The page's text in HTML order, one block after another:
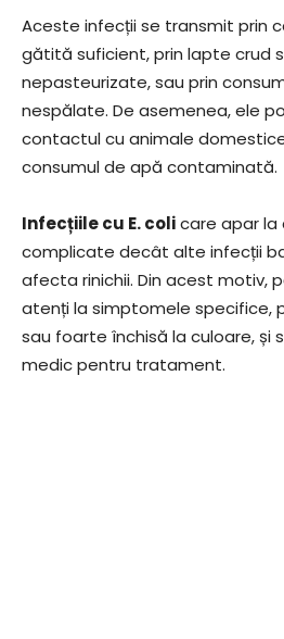
Aceste infecții se transmit prin
gătită suficient, prin lapte crud
nepasteurizate, sau prin
nespălate. De asemenea, ele
contactul cu animale
consumul de apă contaminată.
Infecțiile cu E. colicare apar
complicate decât alte infecții
afecta rinichii. Din acest motiv,
atenți la simptomele specifice,
sau foarte închisă la culoare, și
medic pentru tratament.